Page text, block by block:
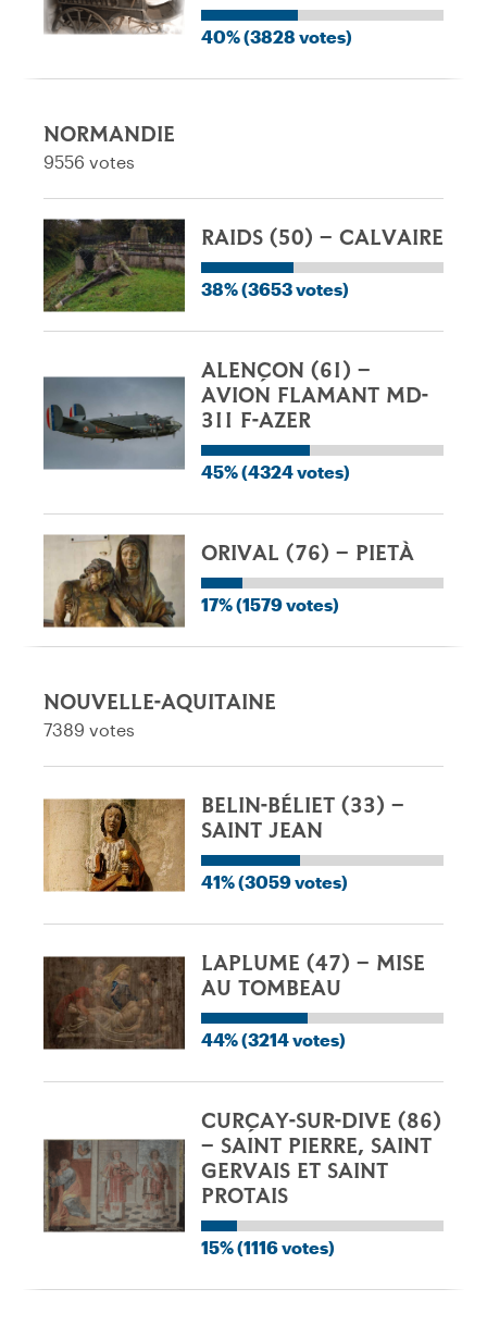
40% (3828 votes)
NORMANDIE
9556 votes
RAIDS (50) – CALVAIRE
38% (3653 votes)
ALENÇON (61) –
AVION FLAMANT MD-
311 F-AZER
45% (4324 votes)
ORIVAL (76) – PIETÀ
17% (1579 votes)
NOUVELLE-AQUITAINE
7389 votes
BELIN-BÉLIET (33) –
SAINT JEAN
41% (3059 votes)
LAPLUME (47) – MISE
AU TOMBEAU
44% (3214 votes)
CURÇAY-SUR-DIVE (86)
– SAINT PIERRE, SAINT
GERVAIS ET SAINT
PROTAIS
15% (1116 votes)